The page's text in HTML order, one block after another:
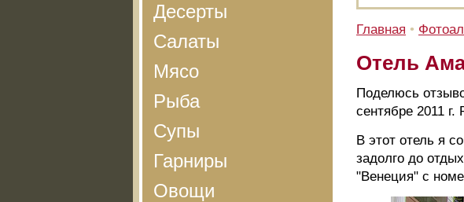
Десерты
Салаты
Мясо
Рыба
Супы
Гарниры
Овощи
Главная •
Отель
Поделюсь
сентябре 2011
В этот отель я
задолго до
"Венеция" с